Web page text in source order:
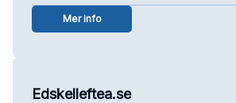
Mer info
Edskelleftea.se